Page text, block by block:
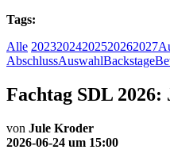
Tags:
Alle 20232024202520262027
AbschlussAuswahlBackstage
Fachtag SDL 2026:
von Jule Kroder
2026-06-24 um 15:00